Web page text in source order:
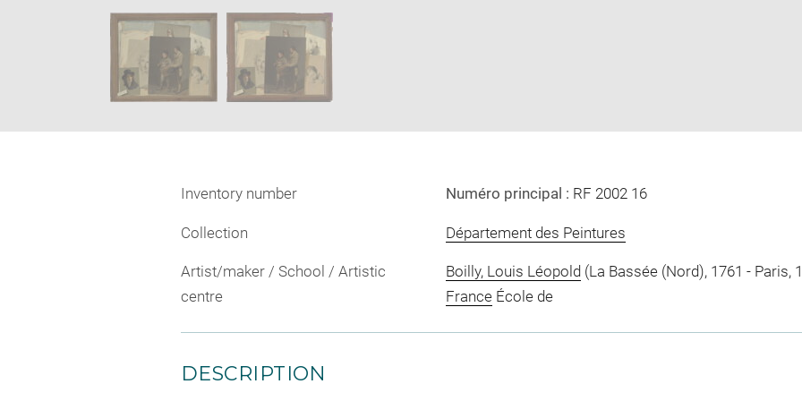
SKIP IMAGE CAROUSEL
Inventory number Numéro principal : RF 2002 16
Collection Département des Peintures
Artist/maker / School / Artistic
centre
Boilly, Louis Léopold (La Bassée (Nord), 1761 - Paris,
FranceÉcole de
DESCRIPTION